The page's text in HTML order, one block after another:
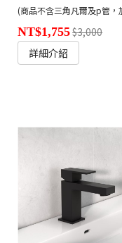
NT$1,755$3,000
詳細介紹